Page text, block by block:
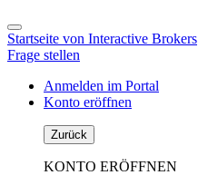
Startseite von Interactive Brokers
Frage stellen
Anmelden im Portal
Konto eröffnen
Zurück
KONTO ERÖFFNEN